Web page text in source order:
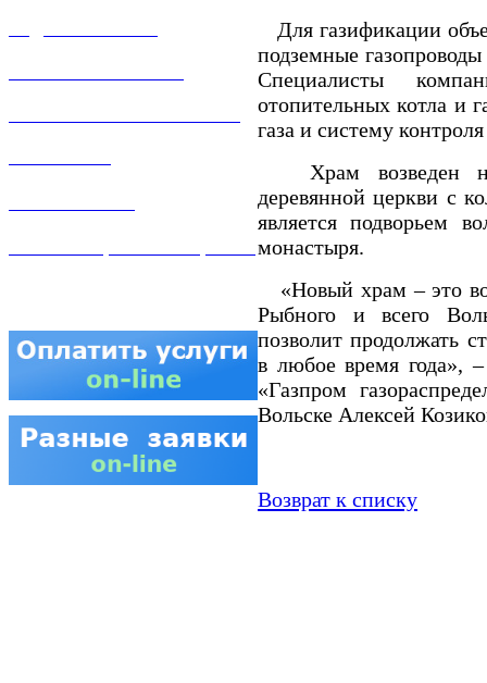
Для газификации
подземные
Специалисты
отопительных котла и
газа и систему
Храм возведен на
деревянной церкви с
является подворьем
монастыря.
«Новый храм – это
Рыбного и всего
позволит продолжать
в любое время года»,
«Газпром
Вольске Алексей
Возврат к списку